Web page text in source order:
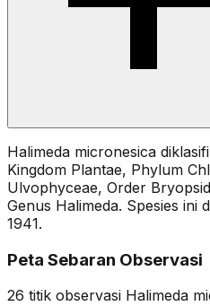
Halimeda micronesica
Kingdom Plantae, Phylum
Ulvophyceae, Order
Genus Halimeda. Spesies ini
1941.
Peta Sebaran Observasi
26 titik observasi Halimeda